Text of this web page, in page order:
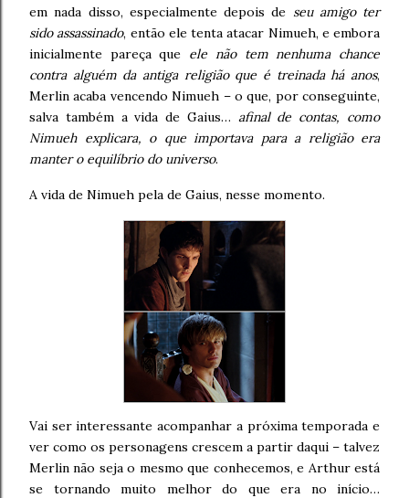
em nada disso, especialmente depois de seu amigo ter
sido assassinado, então ele tenta atacar Nimueh, e embora
inicialmente pareça que ele não tem nenhuma chance
contra alguém da antiga religião que é treinada há anos,
Merlin acaba vencendo Nimueh – o que, por conseguinte,
salva também a vida de Gaius… afinal de contas, como
Nimueh explicara, o que importava para a religião era
manter o equilíbrio do universo.
A vida de Nimueh pela de Gaius, nesse momento.
Vai ser interessante acompanhar a próxima temporada e
ver como os personagens crescem a partir daqui – talvez
Merlin não seja o mesmo que conhecemos, e Arthur está
se tornando muito melhor do que era no início…